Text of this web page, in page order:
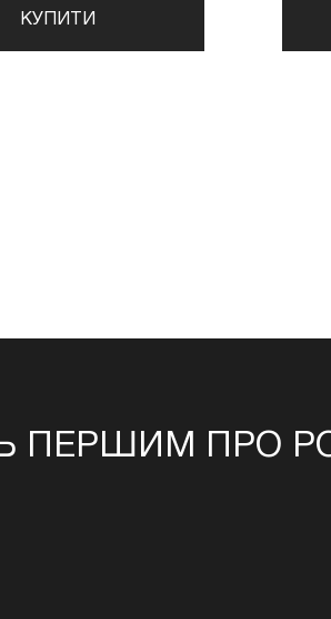
КУПИТИ
ПЕРШИМ ПРО